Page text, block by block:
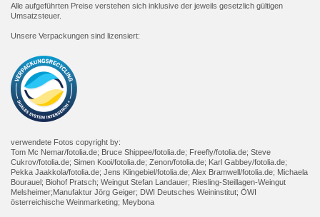
Alle aufgeführten Preise verstehen sich inklusive der jeweils gesetzlich gültigen
Umsatzsteuer.
Unsere Verpackungen sind lizensiert:
verwendete Fotos copyright by:
Tom Mc Nemar/fotolia.de; Bruce Shippee/fotolia.de; Freefly/fotolia.de; Steve
Cukrov/fotolia.de; Simen Kooi/fotolia.de; Zenon/fotolia.de; Karl Gabbey/fotolia.de;
Pekka Jaakkola/fotolia.de; Jens Klingebiel/fotolia.de; Alex Bramwell/fotolia.de; Michaela
Bourauel; Biohof Pratsch; Weingut Stefan Landauer; Riesling-Steillagen-Weingut
Melsheimer;Manufaktur Jörg Geiger; DWI Deutsches Weininstitut; ÖWI
österreichische Weinmarketing; Meybona